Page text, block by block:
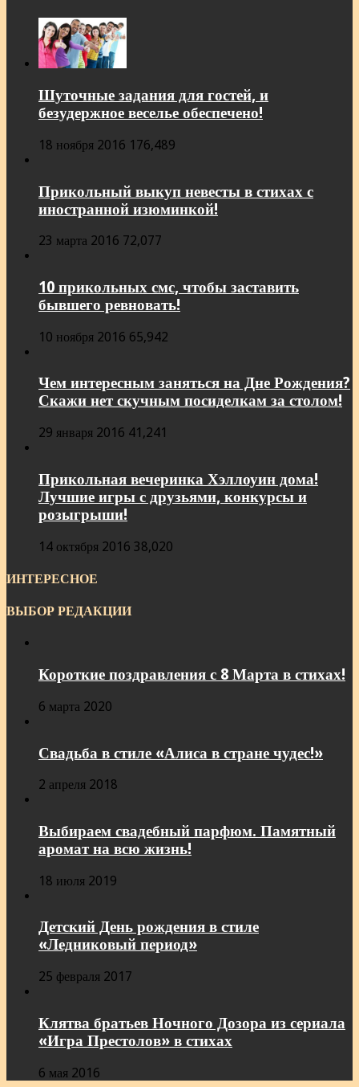
Шуточные задания для гостей, и
безудержное веселье обеспечено!
18 ноября 2016 176,489
Прикольный выкуп невесты в стихах с
иностранной изюминкой!
23 марта 2016 72,077
10 прикольных смс, чтобы заставить
бывшего ревновать!
10 ноября 2016 65,942
Чем интересным заняться на Дне Рождения?
Скажи нет скучным посиделкам за столом!
29 января 2016 41,241
Прикольная вечеринка Хэллоуин дома!
Лучшие игры с друзьями, конкурсы и
розыгрыши!
14 октября 2016 38,020
ИНТЕРЕСНОЕ
ВЫБОР РЕДАКЦИИ
Короткие поздравления с 8 Марта в стихах!
6 марта 2020
Свадьба в стиле «Алиса в стране чудес!»
2 апреля 2018
Выбираем свадебный парфюм. Памятный
аромат на всю жизнь!
18 июля 2019
Детский День рождения в стиле
«Ледниковый период»
25 февраля 2017
Клятва братьев Ночного Дозора из сериала
«Игра Престолов» в стихах
6 мая 2016